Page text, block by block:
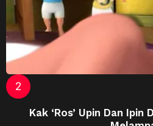
Kak ‘Ros’ Upin Dan Ipin